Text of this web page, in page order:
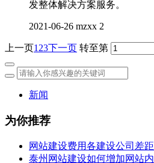
发整体解决方案服务。
2021-06-26 mzxx 2
上一页123下一页 转至第
新闻
为你推荐
网站建设费用各建设公司差
泰州网站建设如何增加网站